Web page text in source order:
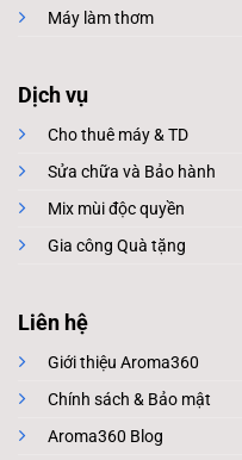
Máy làm thơm
Dịch vụ
Cho thuê máy & TD
Sửa chữa và Bảo hành
Mix mùi độc quyền
Gia công Quà tặng
Liên hệ
Giới thiệu Aroma360
Chính sách & Bảo mật
Aroma360 Blog